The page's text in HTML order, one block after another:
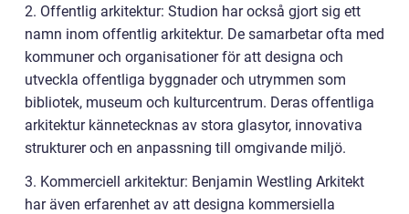
2. Offentlig arkitektur: Studion har också gjort sig ett
namn inom offentlig arkitektur. De samarbetar ofta med
kommuner och organisationer för att designa och
utveckla offentliga byggnader och utrymmen som
bibliotek, museum och kulturcentrum. Deras offentliga
arkitektur kännetecknas av stora glasytor, innovativa
strukturer och en anpassning till omgivande miljö.
3. Kommerciell arkitektur: Benjamin Westling Arkitekt
har även erfarenhet av att designa kommersiella